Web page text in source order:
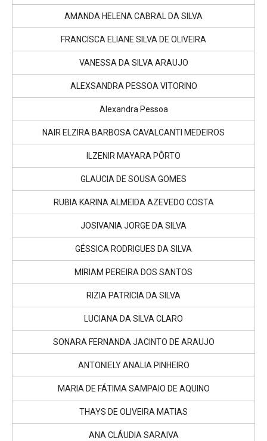
AMANDA HELENA CABRAL DA SILVA
FRANCISCA ELIANE SILVA DE OLIVEIRA
VANESSA DA SILVA ARAUJO
ALEXSANDRA PESSOA VITORINO
Alexandra Pessoa
NAIR ELZIRA BARBOSA CAVALCANTI MEDEIROS
ILZENIR MAYARA PÔRTO
GLAUCIA DE SOUSA GOMES
RUBIA KARINA ALMEIDA AZEVEDO COSTA
JOSIVANIA JORGE DA SILVA
GÉSSICA RODRIGUES DA SILVA
MIRIAM PEREIRA DOS SANTOS
RIZIA PATRICIA DA SILVA
LUCIANA DA SILVA CLARO
SONARA FERNANDA JACINTO DE ARAUJO
ANTONIELY ANALIA PINHEIRO
MARIA DE FÁTIMA SAMPAIO DE AQUINO
THAYS DE OLIVEIRA MATIAS
ANA CLÁUDIA SARAIVA